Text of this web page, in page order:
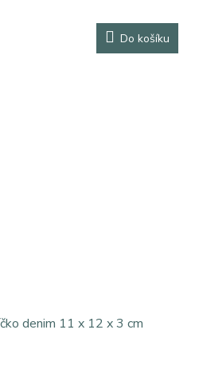
Do košíku
denim 11 x 12 x 3 cm